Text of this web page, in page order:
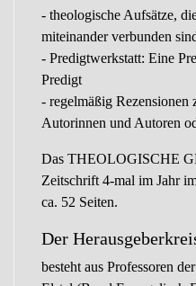
- theologische Aufsätze,
miteinander verbunden
- Predigtwerkstatt: Eine
Predigt
- regelmäßig
Autorinnen und Autoren
Das THEOLOGISCHE
Zeitschrift 4-mal im Jahr
ca. 52 Seiten.
Der
besteht aus Professoren